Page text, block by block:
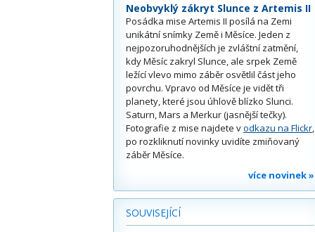
Neobvyklý zákryt Slunce z Artemis II
Posádka mise Artemis II posílá na Zemi
unikátní snímky Země i Měsíce. Jeden z
nejpozoruhodnějších je zvláštní zatmění,
kdy Měsíc zakryl Slunce, ale srpek Země
ležící vlevo mimo záběr osvětlil část jeho
povrchu. Vpravo od Měsíce je vidět tři
planety, které jsou úhlově blízko Slunci.
Saturn, Mars a Merkur (jasnější tečky).
Fotografie z mise najdete vodkazu na Flickr,
po rozkliknutí novinky uvidíte zmiňovaný
záběr Měsíce.
více novinek »
SOUVISEJÍCÍ